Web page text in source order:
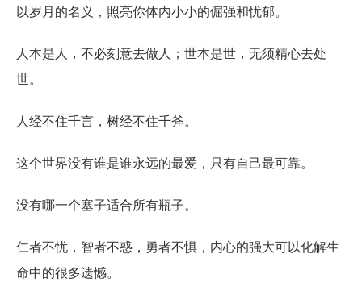
以岁月的名义，照亮你体内小小的倔强和忧郁。
人本是人，不必刻意去做人；世本是世，无须精心去处
世。
人经不住千言，树经不住千斧。
这个世界没有谁是谁永远的最爱，只有自己最可靠。
没有哪一个塞子适合所有瓶子。
仁者不忧，智者不惑，勇者不惧，内心的强大可以化解生
命中的很多遗憾。